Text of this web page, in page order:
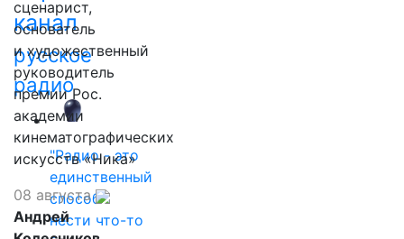
канал
русское
радио
"Радио - это
единственный
способ
нести что-то
сценарист,
основатель
и художественный
руководитель
премии Рос.
академии
кинематографических
искусств «Ника»
08 августа
Андрей